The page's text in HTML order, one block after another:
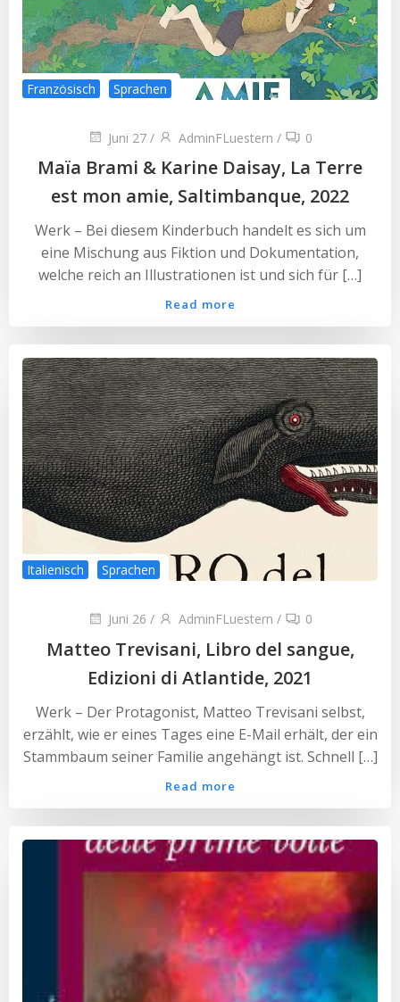
Französisch Sprachen
Juni 27 / AdminFLuestern / 0
Maïa Brami & Karine Daisay, La Terre
est mon amie, Saltimbanque, 2022
Werk – Bei diesem Kinderbuch handelt es sich um
eine Mischung aus Fiktion und Dokumentation,
welche reich an Illustrationen ist und sich für […]
Read more
Italienisch Sprachen
Juni 26 / AdminFLuestern / 0
Matteo Trevisani, Libro del sangue,
Edizioni di Atlantide, 2021
Werk – Der Protagonist, Matteo Trevisani selbst,
erzählt, wie er eines Tages eine E-Mail erhält, der ein
Stammbaum seiner Familie angehängt ist. Schnell […]
Read more